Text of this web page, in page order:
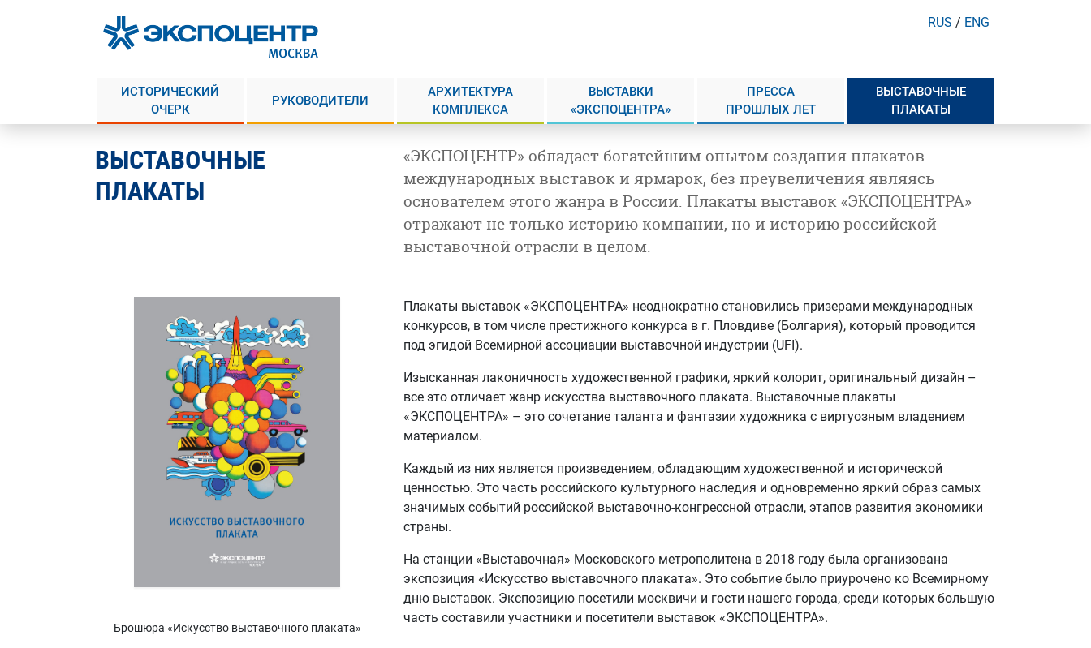
RUS / ENG
ИCТОРИЧЕСКИЙ
ОЧЕРК
РУКОВОДИТЕЛИ
АРХИТЕКТУРА
КОМПЛЕКСА
ВЫСТАВКИ
«ЭКСПОЦЕНТРА»
ПРЕССА
ПРОШЛЫХ ЛЕТ
ВЫСТАВОЧНЫЕ
ПЛАКАТЫ
ВЫСТАВОЧНЫЕ
ПЛАКАТЫ
«ЭКСПОЦЕНТР» обладает богатейшим опытом создания плакатов
международных выставок и ярмарок, без преувеличения являясь
основателем этого жанра в России. Плакаты выставок «ЭКСПОЦЕНТРА»
отражают не только историю компании, но и историю российской
выставочной отрасли в целом.
Брошюра «Искусство выставочного плаката»
Плакаты выставок «ЭКСПОЦЕНТРА» неоднократно становились призерами международных
конкурсов, в том числе престижного конкурса в г. Пловдиве (Болгария), который проводится
под эгидой Всемирной ассоциации выставочной индустрии (UFI).
Изысканная лаконичность художественной графики, яркий колорит, оригинальный дизайн –
все это отличает жанр искусства выставочного плаката. Выставочные плакаты
«ЭКСПОЦЕНТРА» – это сочетание таланта и фантазии художника с виртуозным владением
материалом.
Каждый из них является произведением, обладающим художественной и исторической
ценностью. Это часть российского культурного наследия и одновременно яркий образ самых
значимых событий российской выставочно-конгрессной отрасли, этапов развития экономики
страны.
На станции «Выставочная» Московского метрополитена в 2018 году была организована
экспозиция «Искусство выставочного плаката». Это событие было приурочено ко Всемирному
дню выставок. Экспозицию посетили москвичи и гости нашего города, среди которых большую
часть составили участники и посетители выставок «ЭКСПОЦЕНТРА».